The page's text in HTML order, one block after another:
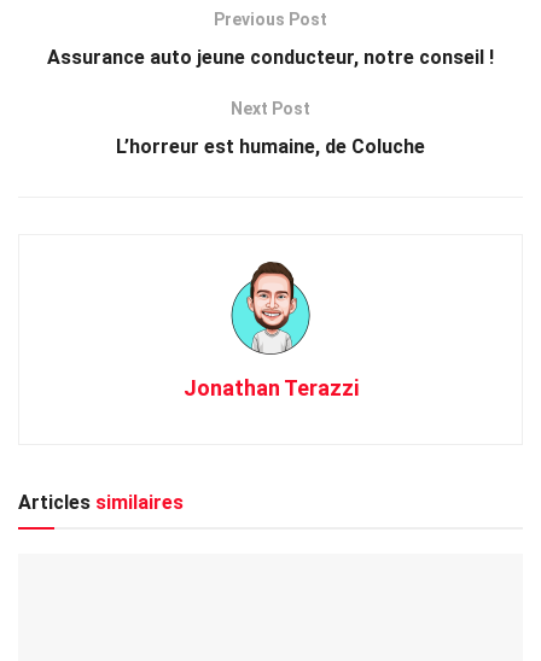
Previous Post
Assurance auto jeune conducteur, notre conseil !
Next Post
L’horreur est humaine, de Coluche
Jonathan Terazzi
Articles similaires